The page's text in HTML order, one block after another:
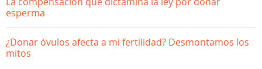
esperma
¿Donar óvulos afecta a mi fertilidad? Desmontamos los
mitos